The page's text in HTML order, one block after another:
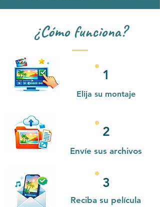
¿Cómo funciona?
1
Elija su montaje
2
Envíe sus archivos
3
Reciba su película